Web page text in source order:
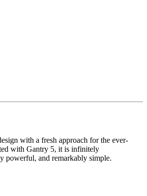
with a fresh approach for the ever-
with Gantry 5, it is infinitely
powerful, and remarkably simple.